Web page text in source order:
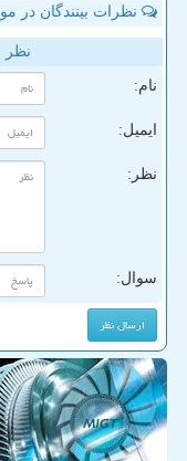
نظرات بینندگان در
نظر
نام:
ایمیل:
نظر:
سوال: